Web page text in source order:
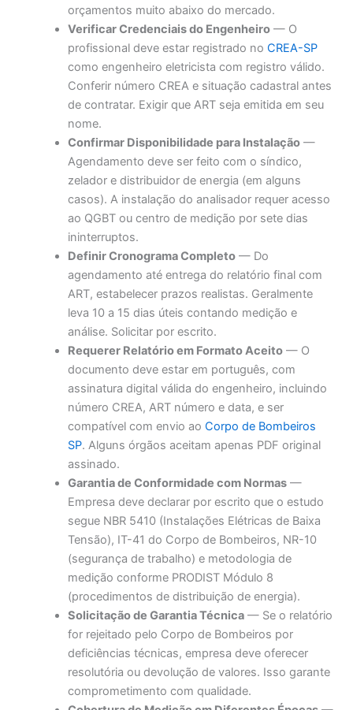
orçamentos muito abaixo do mercado.
Verificar Credenciais do Engenheiro — O
profissional deve estar registrado noCREA-SP
como engenheiro eletricista com registro válido.
Conferir número CREA e situação cadastral antes
de contratar. Exigir que ART seja emitida em seu
nome.
Confirmar Disponibilidade para Instalação —
Agendamento deve ser feito com o síndico,
zelador e distribuidor de energia (em alguns
casos). A instalação do analisador requer acesso
ao QGBT ou centro de medição por sete dias
ininterruptos.
Definir Cronograma Completo — Do
agendamento até entrega do relatório final com
ART, estabelecer prazos realistas. Geralmente
leva 10 a 15 dias úteis contando medição e
análise. Solicitar por escrito.
Requerer Relatório em Formato Aceito — O
documento deve estar em português, com
assinatura digital válida do engenheiro, incluindo
número CREA, ART número e data, e ser
compatível com envio aoCorpo de Bombeiros
SP. Alguns órgãos aceitam apenas PDF original
assinado.
Garantia de Conformidade com Normas —
Empresa deve declarar por escrito que o estudo
segue NBR 5410 (Instalações Elétricas de Baixa
Tensão), IT-41 do Corpo de Bombeiros, NR-10
(segurança de trabalho) e metodologia de
medição conforme PRODIST Módulo 8
(procedimentos de distribuição de energia).
Solicitação de Garantia Técnica — Se o relatório
for rejeitado pelo Corpo de Bombeiros por
deficiências técnicas, empresa deve oferecer
resolutória ou devolução de valores. Isso garante
comprometimento com qualidade.